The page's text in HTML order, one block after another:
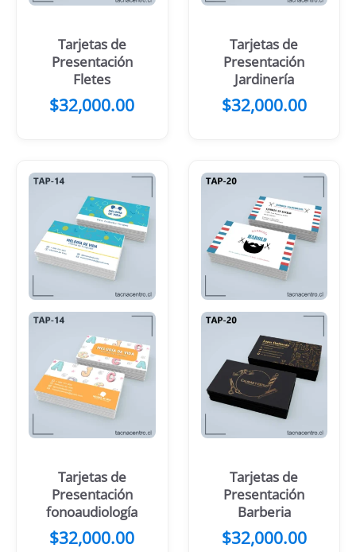
Tarjetas de
Presentación
Fletes
$32,000.00
Tarjetas de
Presentación
Jardinería
$32,000.00
Tarjetas de
Presentación
fonoaudiología
$32,000.00
Tarjetas de
Presentación
Barberia
$32,000.00